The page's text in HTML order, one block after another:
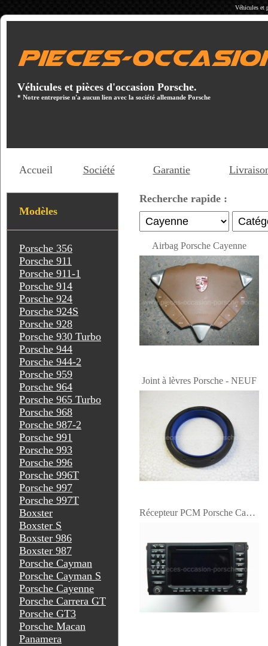
Véhicules et
Véhicules et pièces d'occasion Porsche.
* Notre entreprise n'a aucun lien avec la société allemande Porsche
Accueil Société Garantie
Modèles
Porsche 356
Porsche 911
Porsche 911-1
Porsche 914
Porsche 924
Porsche 924S
Porsche 928
Porsche 930 Turbo
Porsche 944
Porsche 944-2
Porsche 959
Porsche 964
Porsche 965 Turbo
Porsche 968
Porsche 987-2
Porsche 991
Porsche 993
Porsche 996
Porsche 996T
Porsche 997
Porsche 997T
Boxster
Boxster S
Boxster 986
Boxster 987
Porsche Cayman
Porsche Cayman S
Porsche Cayenne
Porsche Carrera GT
Porsche GT3
Porsche Macan
Panamera
Recherche rapide :
Airbag Porsche Cayenne
Joint à lèvres Porsche - NEUF
Récepteur PCM Porsche Cayenne